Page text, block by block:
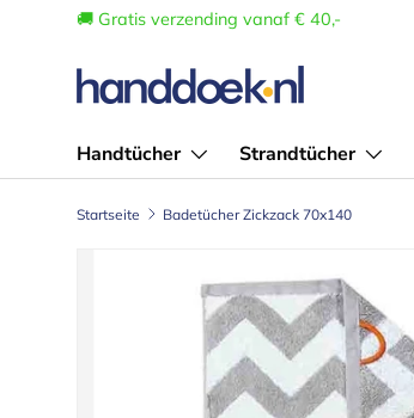
🚚 Gratis verzending vanaf € 40,-
Handtücher Strandtücher
Startseite Badetücher Zickzack 70x140
Zu Produktinformationen springen